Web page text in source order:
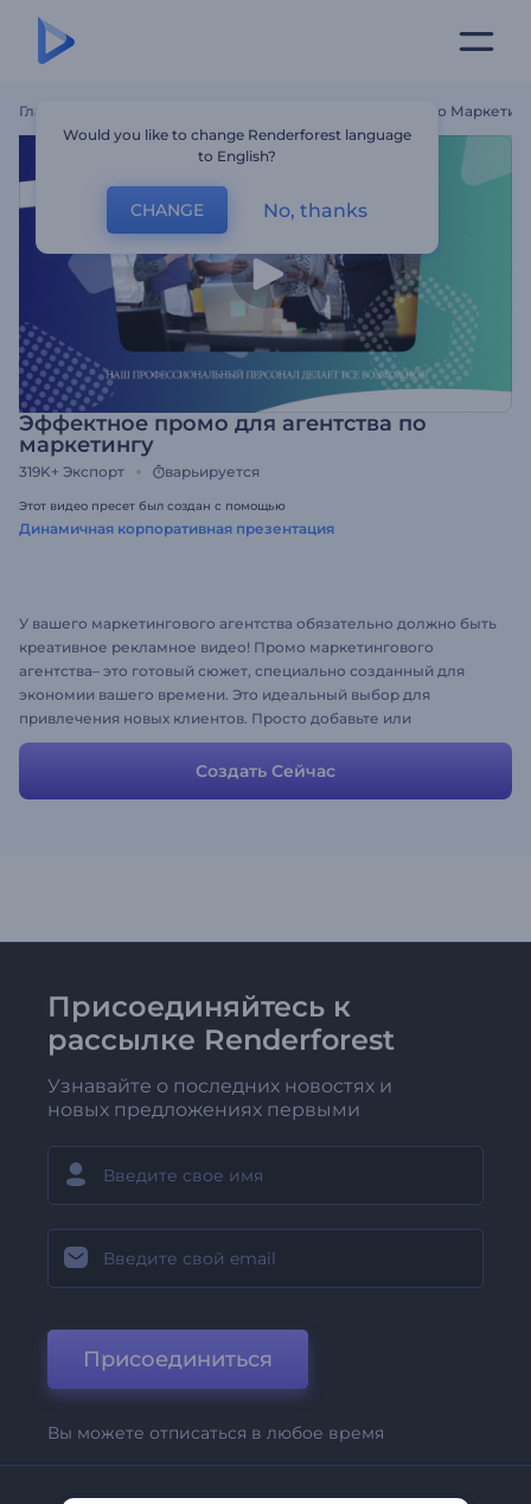
Главная Эффектное Промо Для Агентства По
Эффектное промо для агентства по
маркетингу
319K+ Экспорт варьируется
Этот видео пресет был создан с помощью
Динамичная корпоративная презентация
У вашего маркетингового агентства обязательно должно быть
креативное рекламное видео! Промо маркетингового
агентства– это готовый сюжет, специально созданный для
экономии вашего времени. Это идеальный выбор для
привлечения новых клиентов. Просто добавьте или
отредактируйте контактную информацию и получите готовое
профессиональное видео всего за несколько минут.
Позвольте броскому промо с сегодняшнего дня начать
Создать Сейчас
Присоединяйтесь к
рассылке Renderforest
Узнавайте о последних новостях и
новых предложениях первыми
Присоединиться
Вы можете отписаться в любое время
Would you like to change Renderforest language
to English?
CHANGE No, thanks